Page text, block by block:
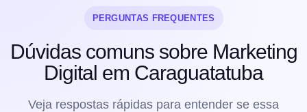
PERGUNTAS FREQUENTES
Dúvidas comuns sobre Marketing
Digital em Caraguatatuba
Veja respostas rápidas para entender se essa